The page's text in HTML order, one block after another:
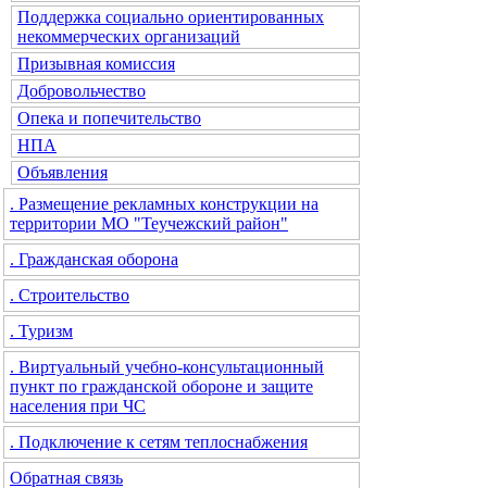
Поддержка социально ориентированных
некоммерческих организаций
Призывная комиссия
Добровольчество
Опека и попечительство
НПА
Объявления
. Размещение рекламных конструкции на
территории МО "Теучежский район"
. Гражданская оборона
. Строительство
. Туризм
. Виртуальный учебно-консультационный
пункт по гражданской обороне и защите
населения при ЧС
. Подключение к сетям теплоснабжения
Обратная связь